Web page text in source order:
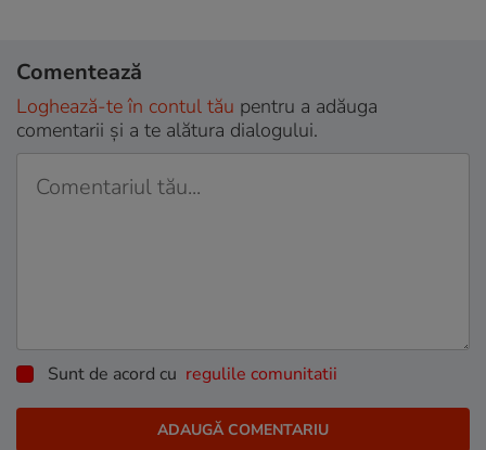
Comentează
Loghează-te în contul tău pentru a adăuga
comentarii și a te alătura dialogului.
Sunt de acord cu regulile comunitatii